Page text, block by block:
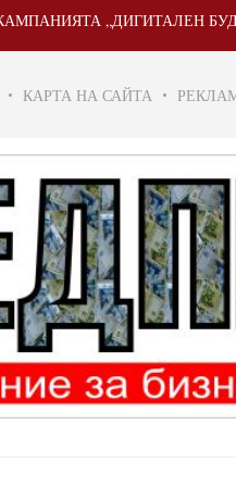
„ДИГИТАЛЕН
КАРТА НА САЙТА